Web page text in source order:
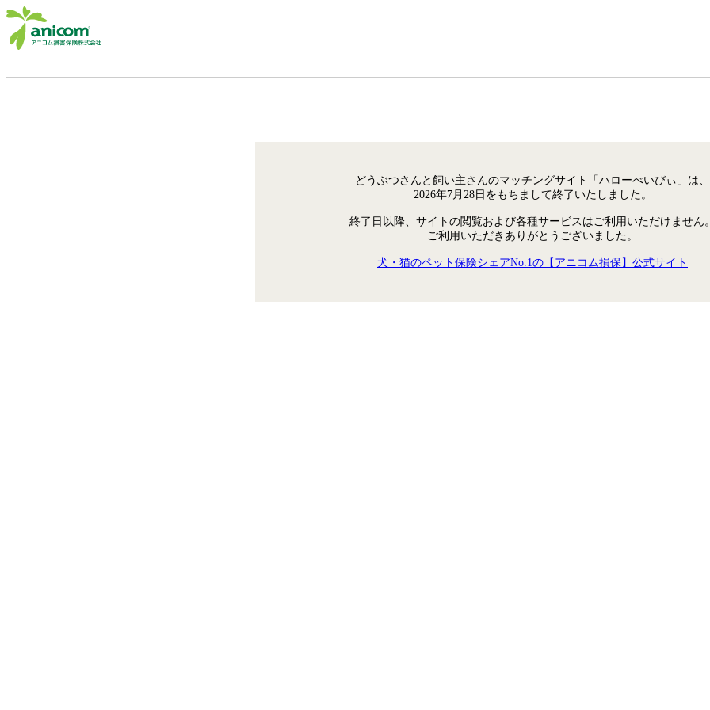
どうぶつさんと飼い主さんのマッチングサイト「ハローべいびぃ」は、
2026年7月28日をもちまして終了いたしました。
終了日以降、サイトの閲覧および各種サービスはご利用いただけません
ご利用いただきありがとうございました。
犬・猫のペット保険シェアNo.1の【アニコム損保】公式サイト